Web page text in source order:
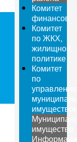
Комитет
финансов
Комитет
по ЖКХ,
жилищной
политике
Комитет
по
имущество